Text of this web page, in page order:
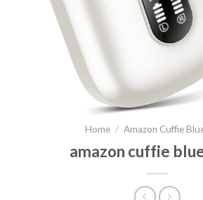
Home / Amazon Cuffie
amazon cuffie